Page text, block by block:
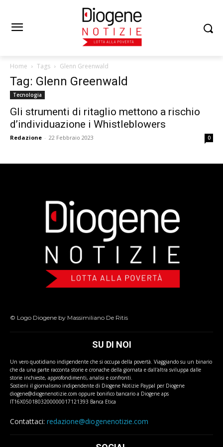
Home Tags Glenn Greenwald
Tag: Glenn Greenwald
Tecnologia
Gli strumenti di ritaglio mettono a rischio
d’individuazione i Whistleblowers
Redazione - 22 Febbraio 2023 0
© Logo Diogene by Massimiliano De Ritis
SU DI NOI
Un vero quotidiano indipendente che si occupa della povertà. Viaggiando su un binario
che da una parte racconta storie e cronache della giornata e dall'altra sviluppa dalle
storie inchieste, approfondimenti, analisi e confronti.
Sostieni il giornalismo indipendente di Diogene Notizie Paypal per Diogene
diogene@diogenenotizie.com oppure bonifico bancario a Diogene aps
IT16X0501803200000017121393 Banca Etica
Contattaci: redazione@diogenenotizie.com